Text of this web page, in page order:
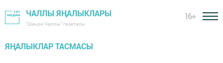
ЧАЛЛЫ ЯҢАЛЫКЛАРЫ
"Шәһри Чаллы" газетасы
16+
ЯҢАЛЫКЛАР ТАСМАСЫ